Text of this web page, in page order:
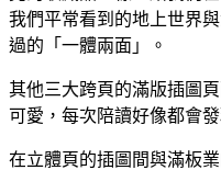
我們平常看到的地上世界
過的「一體兩面」。
其他三大跨頁的滿版插圖
可愛， 每次陪讀好像都會發
在立體頁的插圖間與滿板